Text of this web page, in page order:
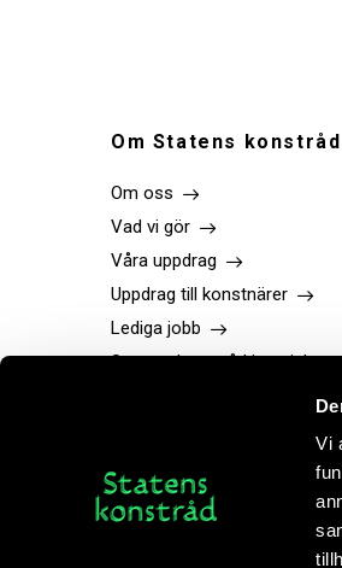
Vi
Om Statens konstråd
Om oss
Vad vi gör
Våra uppdrag
Uppdrag till konstnärer
Lediga jobb
Statens konstråd i sociala
Bokhandel